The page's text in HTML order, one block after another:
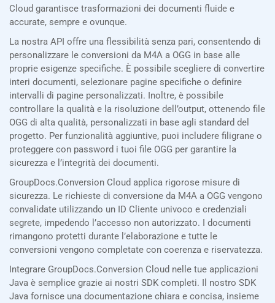
Cloud garantisce trasformazioni dei documenti fluide e
accurate, sempre e ovunque.
La nostra API offre una flessibilità senza pari, consentendo di
personalizzare le conversioni da M4A a OGG in base alle
proprie esigenze specifiche. È possibile scegliere di convertire
interi documenti, selezionare pagine specifiche o definire
intervalli di pagine personalizzati. Inoltre, è possibile
controllare la qualità e la risoluzione dell’output, ottenendo file
OGG di alta qualità, personalizzati in base agli standard del
progetto. Per funzionalità aggiuntive, puoi includere filigrane o
proteggere con password i tuoi file OGG per garantire la
sicurezza e l’integrità dei documenti.
GroupDocs.Conversion Cloud applica rigorose misure di
sicurezza. Le richieste di conversione da M4A a OGG vengono
convalidate utilizzando un ID Cliente univoco e credenziali
segrete, impedendo l’accesso non autorizzato. I documenti
rimangono protetti durante l’elaborazione e tutte le
conversioni vengono completate con coerenza e riservatezza.
Integrare GroupDocs.Conversion Cloud nelle tue applicazioni
Java è semplice grazie ai nostri SDK completi. Il nostro SDK
Java fornisce una documentazione chiara e concisa, insieme